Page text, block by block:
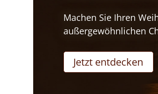
Machen Sie Ihren
außergewöhnlichen
Jetzt entdecken